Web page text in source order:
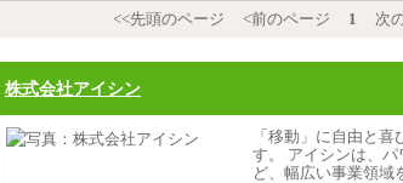
<<先頭のページ
<前のページ 1 次
株式会社アイシン
「移動」に自由と
す。 アイシンは、
ど、幅広い事業領域